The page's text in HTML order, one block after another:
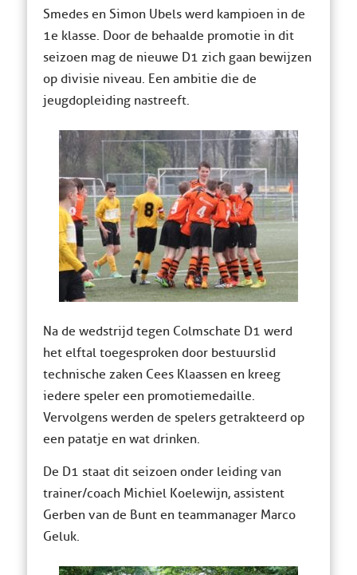
Smedes en Simon Ubels werd kampioen in de
1e klasse. Door de behaalde promotie in dit
seizoen mag de nieuwe D1 zich gaan bewijzen
op divisie niveau. Een ambitie die de
jeugdopleiding nastreeft.
Na de wedstrijd tegen Colmschate D1 werd
het elftal toegesproken door bestuurslid
technische zaken Cees Klaassen en kreeg
iedere speler een promotiemedaille.
Vervolgens werden de spelers getrakteerd op
een patatje en wat drinken.
De D1 staat dit seizoen onder leiding van
trainer/coach Michiel Koelewijn, assistent
Gerben van de Bunt en teammanager Marco
Geluk.